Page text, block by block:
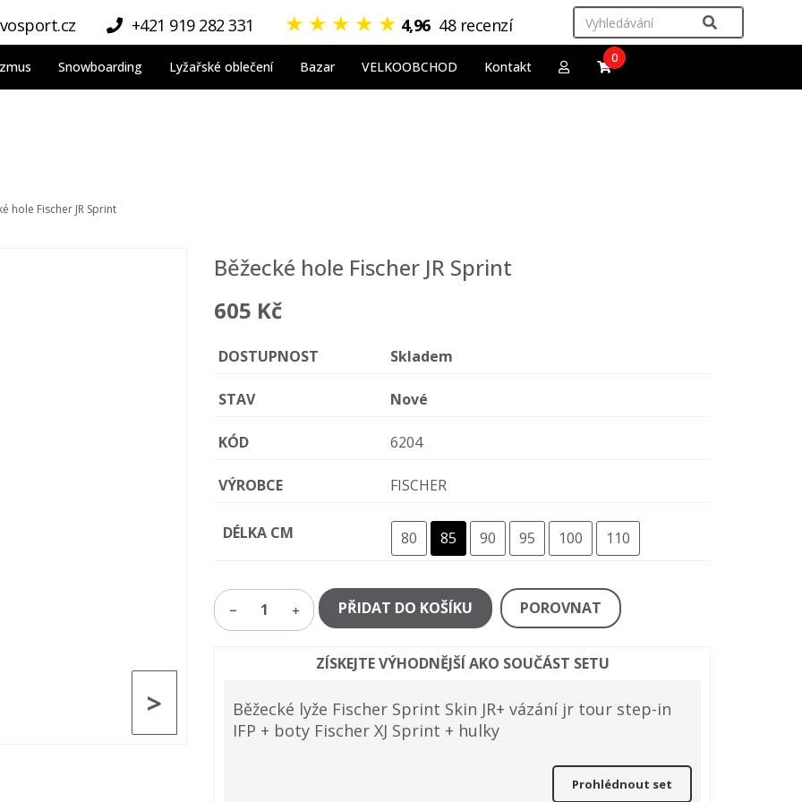
+421 919 282 331 ★ ★ ★ ★ ★ 4,96 48 recenzí
Snowboarding Lyžařské oblečení Bazar VELKOOBCHOD Kontakt
0
hole Fischer JR Sprint
>
Běžecké hole Fischer JR Sprint
605 Kč
DOSTUPNOST Skladem
STAV Nové
KÓD 6204
VÝROBCE FISCHER
DÉLKA CM 80 85 90 95 100 110
1 PŘIDAT DO KOŠÍKU POROVNAT
ZÍSKEJTE VÝHODNĚJŠÍ AKO SOUČÁST SETU
Běžecké lyže Fischer Sprint Skin JR+ vázání jr tour step-in
IFP + boty Fischer XJ Sprint + hulky
Prohlédnout set